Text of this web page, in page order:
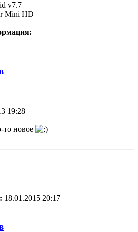
v7.7
Mini HD
19:28
то новое
18.01.2015 20:17